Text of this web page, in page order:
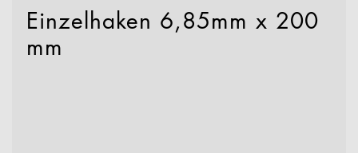
Einzelhaken 6,85mm x 200
mm